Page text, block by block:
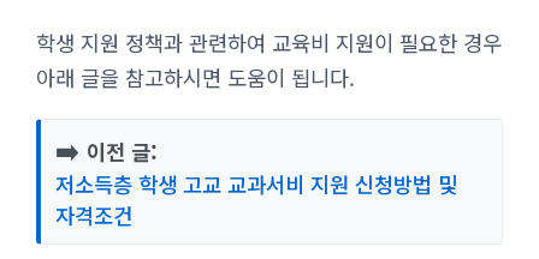
학생 지원 정책과 관련하여 교육비 지원이 필요한 경우
아래 글을 참고하시면 도움이 됩니다.
➡️ 이전 글:
저소득층 학생 고교 교과서비 지원 신청방법 및
자격조건